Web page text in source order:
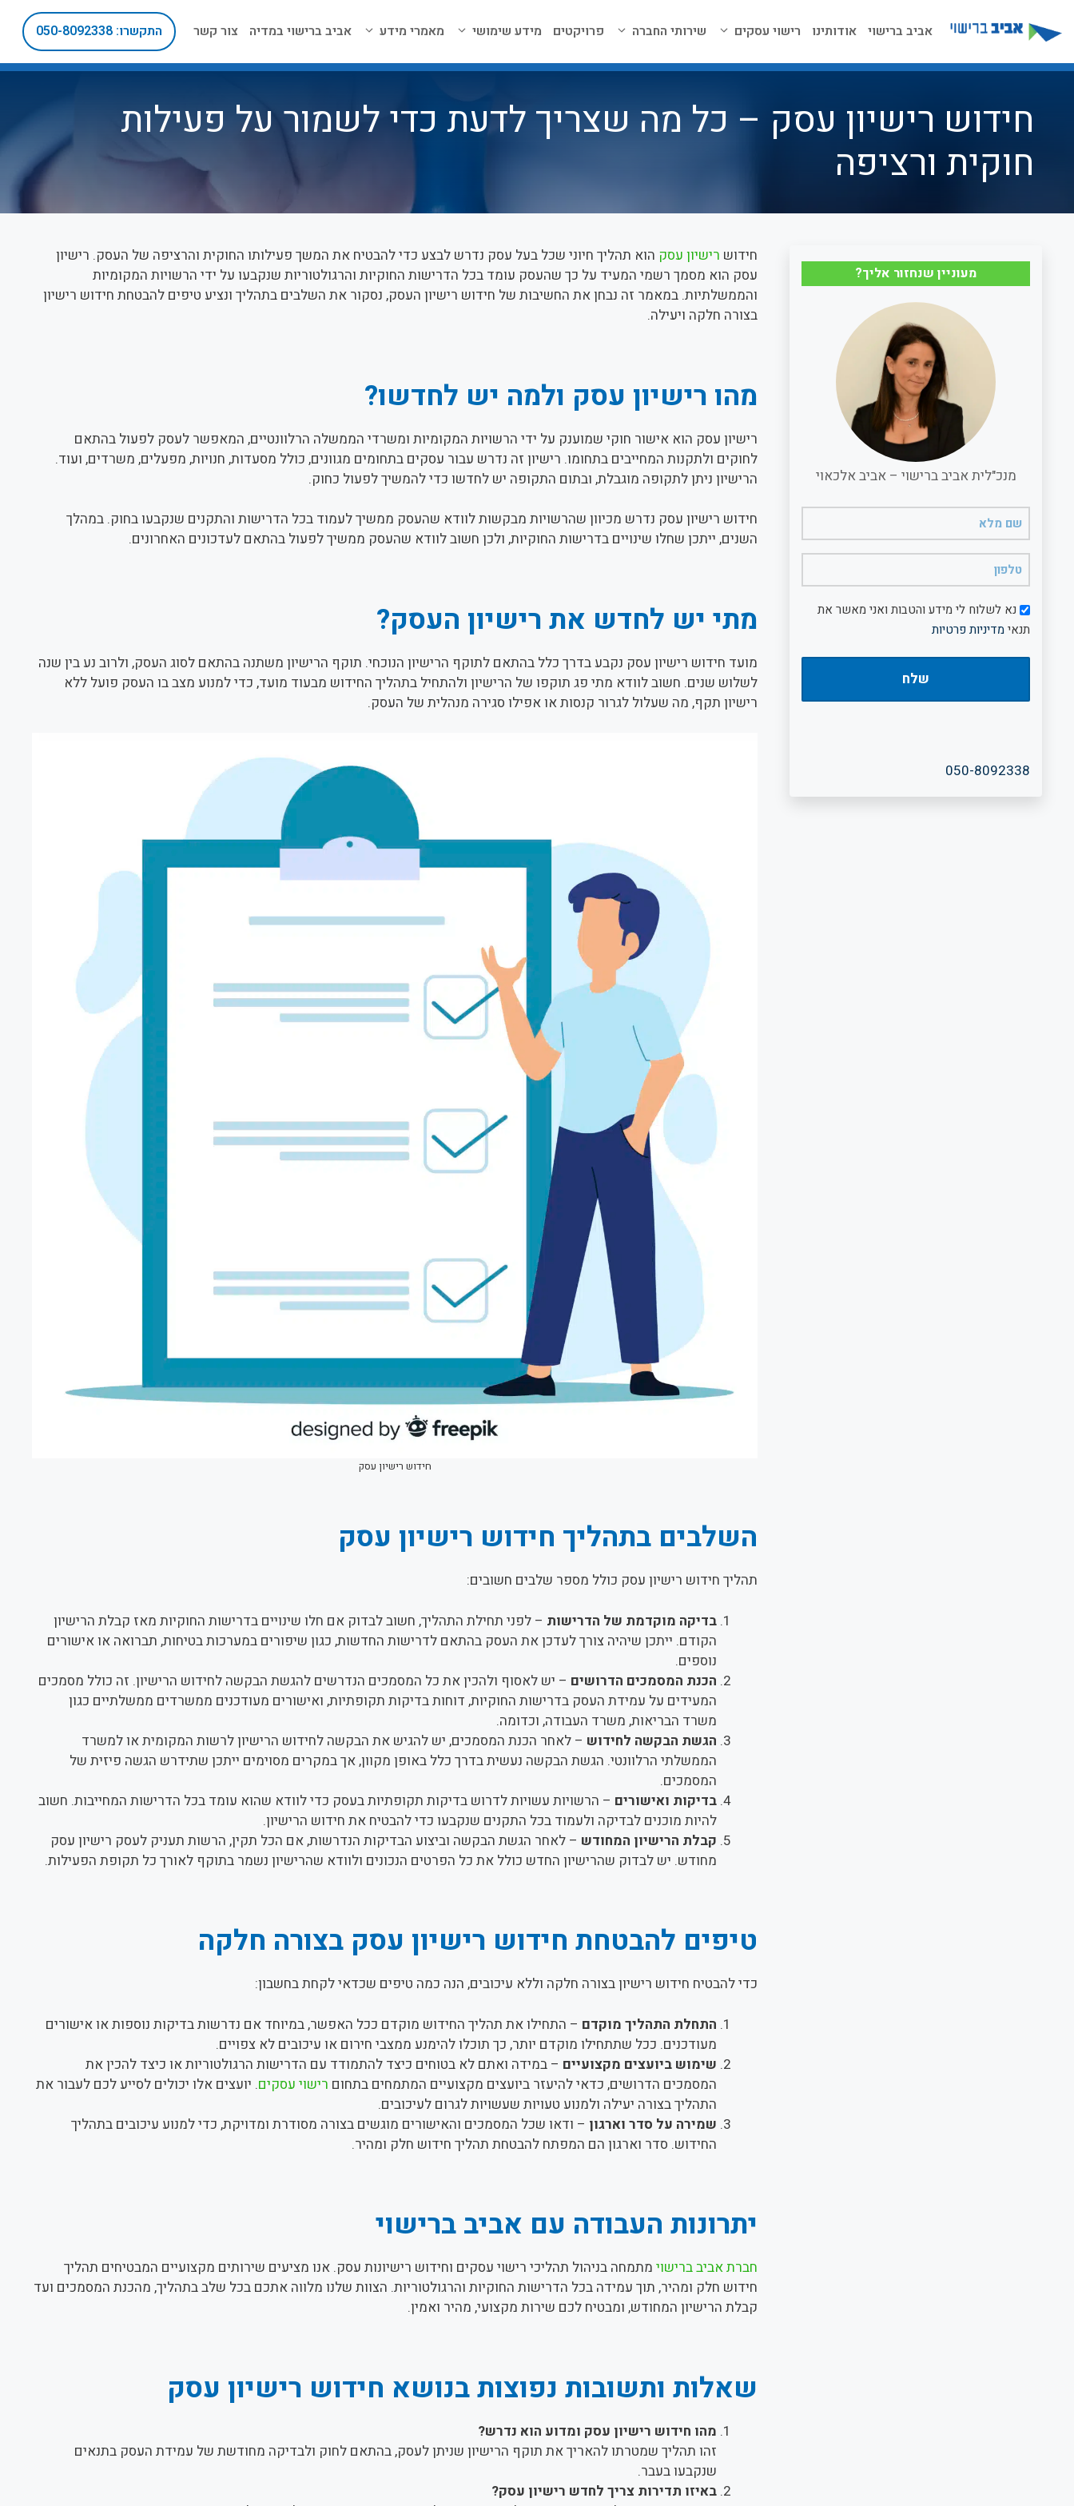
לתוכן
אביב ברישוי אודותינו רישוי עסקים שירותי החברה פרויקטים מידע שימושי מאמרי מידע אביב ברישוי במדיה צור קשר התקשרו: 050-8092338
חידוש רישיון עסק – כל מה שצריך לדעת כדי לשמור על פעילות
חוקית ורציפה
חידוש רישיון עסק הוא תהליך חיוני שכל בעל עסק נדרש לבצע כדי להבטיח את המשך פעילותו החוקית והרציפה של העסק. רישיון
עסק הוא מסמך רשמי המעיד על כך שהעסק עומד בכל הדרישות החוקיות והרגולטוריות שנקבעו על ידי הרשויות המקומיות
והממשלתיות. במאמר זה נבחן את החשיבות של חידוש רישיון העסק, נסקור את השלבים בתהליך ונציע טיפים להבטחת חידוש רישיון
בצורה חלקה ויעילה.
מהו רישיון עסק ולמה יש לחדשו?
רישיון עסק הוא אישור חוקי שמוענק על ידי הרשויות המקומיות ומשרדי הממשלה הרלוונטיים, המאפשר לעסק לפעול בהתאם
לחוקים ולתקנות המחייבים בתחומו. רישיון זה נדרש עבור עסקים בתחומים מגוונים, כולל מסעדות, חנויות, מפעלים, משרדים, ועוד.
הרישיון ניתן לתקופה מוגבלת, ובתום התקופה יש לחדשו כדי להמשיך לפעול כחוק.
חידוש רישיון עסק נדרש מכיוון שהרשויות מבקשות לוודא שהעסק ממשיך לעמוד בכל הדרישות והתקנים שנקבעו בחוק. במהלך
השנים, ייתכן שחלו שינויים בדרישות החוקיות, ולכן חשוב לוודא שהעסק ממשיך לפעול בהתאם לעדכונים האחרונים.
מתי יש לחדש את רישיון העסק?
מועד חידוש רישיון עסק נקבע בדרך כלל בהתאם לתוקף הרישיון הנוכחי. תוקף הרישיון משתנה בהתאם לסוג העסק, ולרוב נע בין שנה
לשלוש שנים. חשוב לוודא מתי פג תוקפו של הרישיון ולהתחיל בתהליך החידוש מבעוד מועד, כדי למנוע מצב בו העסק פועל ללא
רישיון תקף, מה שעלול לגרור קנסות או אפילו סגירה מנהלית של העסק.
חידוש רישיון עסק
השלבים בתהליך חידוש רישיון עסק
תהליך חידוש רישיון עסק כולל מספר שלבים חשובים:
בדיקה מוקדמת של הדרישות – לפני תחילת התהליך, חשוב לבדוק אם חלו שינויים בדרישות החוקיות מאז קבלת הרישיון
הקודם. ייתכן שיהיה צורך לעדכן את העסק בהתאם לדרישות החדשות, כגון שיפורים במערכות בטיחות, תברואה או אישורים
נוספים.
הכנת המסמכים הדרושים – יש לאסוף ולהכין את כל המסמכים הנדרשים להגשת הבקשה לחידוש הרישיון. זה כולל מסמכים
המעידים על עמידת העסק בדרישות החוקיות, דוחות בדיקות תקופתיות, ואישורים מעודכנים ממשרדים ממשלתיים כגון
משרד הבריאות, משרד העבודה, וכדומה.
הגשת הבקשה לחידוש – לאחר הכנת המסמכים, יש להגיש את הבקשה לחידוש הרישיון לרשות המקומית או למשרד
הממשלתי הרלוונטי. הגשת הבקשה נעשית בדרך כלל באופן מקוון, אך במקרים מסוימים ייתכן שתידרש הגשה פיזית של
המסמכים.
בדיקות ואישורים – הרשויות עשויות לדרוש בדיקות תקופתיות בעסק כדי לוודא שהוא עומד בכל הדרישות המחייבות. חשוב
להיות מוכנים לבדיקה ולעמוד בכל התקנים שנקבעו כדי להבטיח את חידוש הרישיון.
קבלת הרישיון המחודש – לאחר הגשת הבקשה וביצוע הבדיקות הנדרשות, אם הכל תקין, הרשות תעניק לעסק רישיון עסק
מחודש. יש לבדוק שהרישיון החדש כולל את כל הפרטים הנכונים ולוודא שהרישיון נשמר בתוקף לאורך כל תקופת הפעילות.
טיפים להבטחת חידוש רישיון עסק בצורה חלקה
כדי להבטיח חידוש רישיון בצורה חלקה וללא עיכובים, הנה כמה טיפים שכדאי לקחת בחשבון:
התחלת התהליך מוקדם – התחילו את תהליך החידוש מוקדם ככל האפשר, במיוחד אם נדרשות בדיקות נוספות או אישורים
מעודכנים. ככל שתתחילו מוקדם יותר, כך תוכלו להימנע ממצבי חירום או עיכובים לא צפויים.
שימוש ביועצים מקצועיים – במידה ואתם לא בטוחים כיצד להתמודד עם הדרישות הרגולטוריות או כיצד להכין את
המסמכים הדרושים, כדאי להיעזר ביועצים מקצועיים המתמחים בתחום רישוי עסקים. יועצים אלו יכולים לסייע לכם לעבור את
התהליך בצורה יעילה ולמנוע טעויות שעשויות לגרום לעיכובים.
שמירה על סדר וארגון – ודאו שכל המסמכים והאישורים מוגשים בצורה מסודרת ומדויקת, כדי למנוע עיכובים בתהליך
החידוש. סדר וארגון הם המפתח להבטחת תהליך חידוש חלק ומהיר.
יתרונות העבודה עם אביב ברישוי
חברת אביב ברישוי מתמחה בניהול תהליכי רישוי עסקים וחידוש רישיונות עסק. אנו מציעים שירותים מקצועיים המבטיחים תהליך
חידוש חלק ומהיר, תוך עמידה בכל הדרישות החוקיות והרגולטוריות. הצוות שלנו מלווה אתכם בכל שלב בתהליך, מהכנת המסמכים ועד
קבלת הרישיון המחודש, ומבטיח לכם שירות מקצועי, מהיר ואמין.
שאלות ותשובות נפוצות בנושא חידוש רישיון עסק
מהו חידוש רישיון עסק ומדוע הוא נדרש?
זהו תהליך שמטרתו להאריך את תוקף הרישיון שניתן לעסק, בהתאם לחוק ולבדיקה מחודשת של עמידת העסק בתנאים
שנקבעו בעבר.
באיזו תדירות צריך לחדש רישיון עסק?
מעוניין שנחזור אליך?
מנכ"לית אביב ברישוי – אביב אלכאוי
מלא
(חובה)
דיוורנא לשלוח לי מידע והטבות ואני מאשר את
תנאימדיניות פרטיות
050-8092338